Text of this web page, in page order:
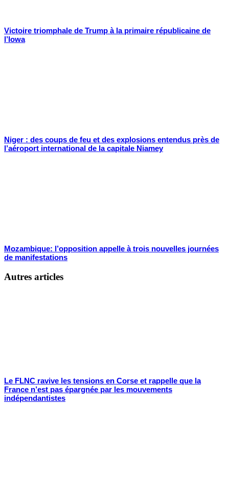
Victoire triomphale de Trump à la primaire républicaine de
l’Iowa
Niger : des coups de feu et des explosions entendus près de
l’aéroport international de la capitale Niamey
Mozambique: l’opposition appelle à trois nouvelles journées
de manifestations
Autres articles
Le FLNC ravive les tensions en Corse et rappelle que la
France n’est pas épargnée par les mouvements
indépendantistes